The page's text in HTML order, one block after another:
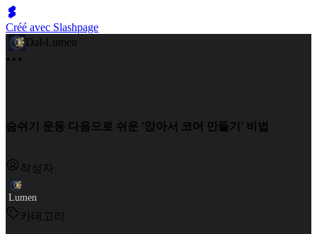
Créé avec Slashpage
Dal-Lumen
숨쉬기 운동 다음으로 쉬운 '앉아서 코어 만들기' 비법
작성자
Lumen
카테고리